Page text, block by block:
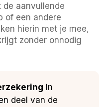
aanvullende
of een andere
hierin met je mee,
zonder onnodig
In
deel van de